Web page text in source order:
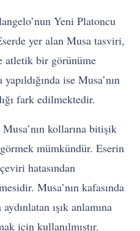
Yeni Platoncu
yer alan Musa tasviri,
atletik bir görünüme
ise Musa’nın
fark edilmektedir.
kollarına bitişik
mümkündür. Eserin
hatasından
Musa’nın kafasında
ışık anlamına
için kullanılmıştır.